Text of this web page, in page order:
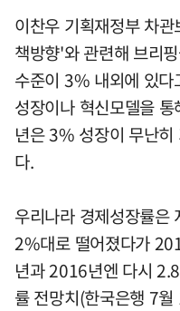
이찬우 기획재정부 차
책방향'와 관련해 브리
수준이 3% 내외에 있
성장이나 혁신모델을
년은 3% 성장이 무난
다.
우리나라 경제성장률
2%대로 떨어졌다가
년과 2016년엔 다시
률 전망치(한국은행 7